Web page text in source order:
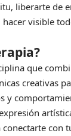
liberarte de
visible
que
creativas
y
con